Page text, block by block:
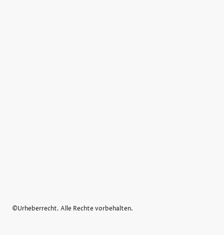
©Urheberrecht. Alle Rechte vorbehalten.